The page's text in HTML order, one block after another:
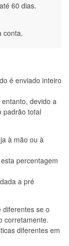
60 dias.
conta.
é enviado inteiro
devido a
padrão total
à mão ou à
percentagem
a pré
se o
corretamente.
diferentes em
Volto a